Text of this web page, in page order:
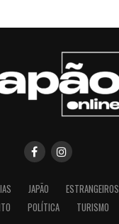
JAPÃO ESTRANGEIROS
POLÍTICA TURISMO